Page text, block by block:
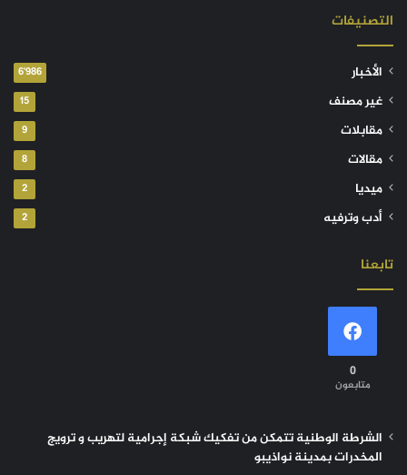
التصنيفات
الأخبار 6٬986
غير مصنف 15
مقابلات 9
مقالات 8
ميديا 2
أدب وترفيه 2
تابعنا
0
متابعون
الشرطة الوطنية تتمكن من تفكيك شبكة إجرامية لتهريب و ترويج
المخدرات بمدينة نواذيبو